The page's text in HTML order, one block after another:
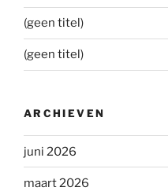
(geen titel)
(geen titel)
ARCHIEVEN
juni 2026
maart 2026